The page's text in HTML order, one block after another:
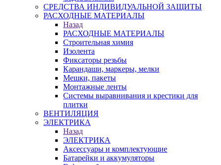
СРЕДСТВА ИНДИВИДУАЛЬНОЙ ЗАЩИТЫ
РАСХОДНЫЕ МАТЕРИАЛЫ
Назад
РАСХОДНЫЕ МАТЕРИАЛЫ
Строительная химия
Изолента
Фиксаторы резьбы
Карандаши, маркеры, мелки
Мешки, пакеты
Монтажные ленты
Системы выравнивания и крестики для
плитки
ВЕНТИЛЯЦИЯ
ЭЛЕКТРИКА
Назад
ЭЛЕКТРИКА
Аксессуары и комплектующие
Батарейки и аккумуляторы